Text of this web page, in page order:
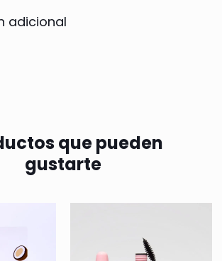
adicional
que pueden
gustarte